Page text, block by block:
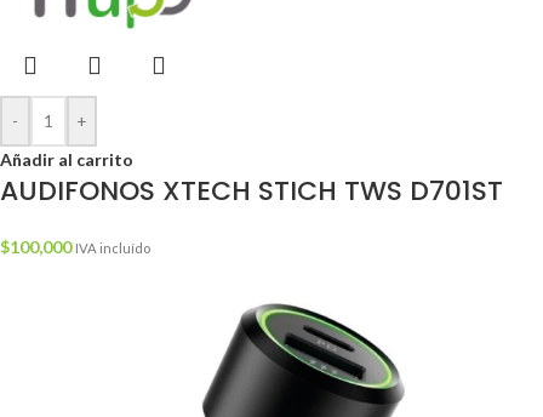
-
+
Añadir al carrito
AUDIFONOS XTECH STICH TWS D701ST
$100,000 IVA incluído